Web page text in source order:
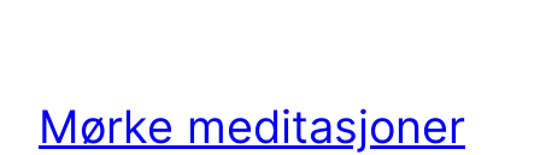
Mørke meditasjoner